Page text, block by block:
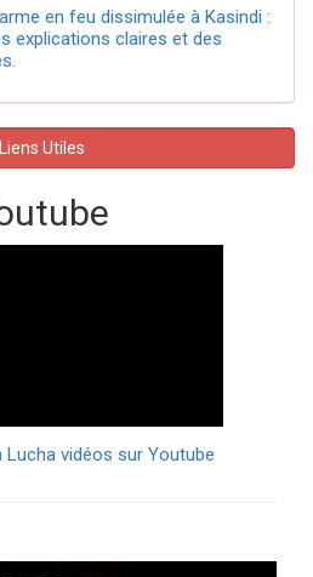
en feu dissimulée à Kasindi :
explications claires et des
Liens Utiles
Lucha vidéos sur Youtube